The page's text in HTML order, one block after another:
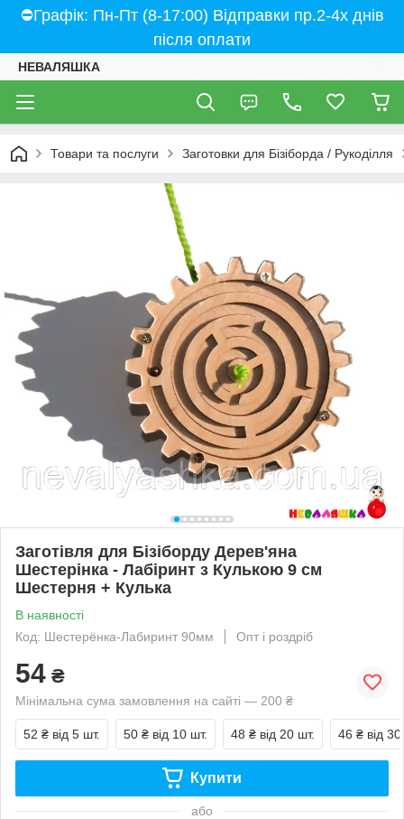
⛔Графік: Пн-Пт (8-17:00) Відправки пр.2-4х днів
після оплати
НЕВАЛЯШКА
Товари та послуги Заготовки для Бізіборда / Рукоділля
Заготівля для Бізіборду Дерев'яна
Шестерінка - Лабіринт з Кулькою 9 см
Шестерня + Кулька
В наявності
Код: Шестерёнка-Лабиринт 90мм
Опт і роздріб
54 ₴
Мінімальна сума замовлення на сайті — 200 ₴
52 ₴ від 5 шт. 50 ₴ від 10 шт. 48 ₴ від 20 шт. 46 ₴ від
Купити
або